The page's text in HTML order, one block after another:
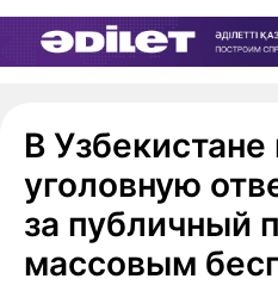
В
уголовную
за публичный
массовым